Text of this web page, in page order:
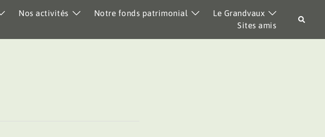
Nos activités Notre fonds patrimonial
Le Grandvaux
Sites amis